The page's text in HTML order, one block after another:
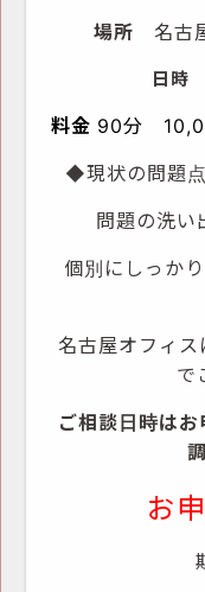
場所 名古
日時
料金 90分 1
◆現状の問題点
問題の洗い
個別にしっか
名古屋オフィス
で
ご相談日時はお
お